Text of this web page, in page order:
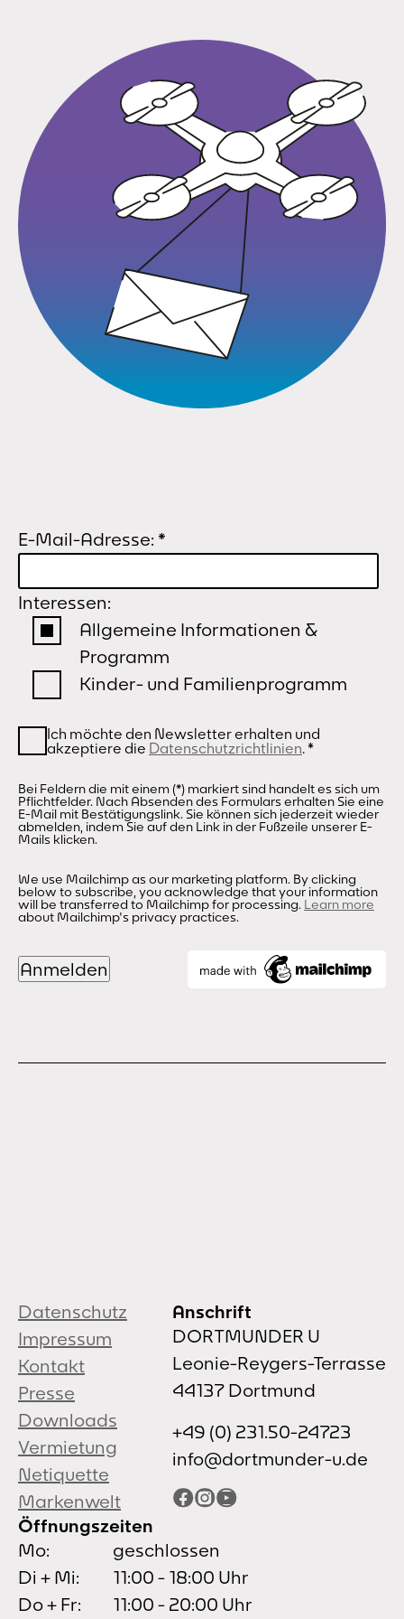
E-Mail-Adresse: *
Interessen:
Allgemeine Informationen &
Programm
Kinder- und Familienprogramm
Ich möchte den Newsletter erhalten und
akzeptiere die Datenschutzrichtlinien.*
Bei Feldern die mit einem (*) markiert sind handelt es sich um
Pflichtfelder. Nach Absenden des Formulars erhalten Sie eine
E-Mail mit Bestätigungslink. Sie können sich jederzeit wieder
abmelden, indem Sie auf den Link in der Fußzeile unserer E-
Mails klicken.
We use Mailchimp as our marketing platform. By clicking
below to subscribe, you acknowledge that your information
will be transferred to Mailchimp for processing. Learn more
about Mailchimp's privacy practices.
Datenschutz
Impressum
Kontakt
Presse
Downloads
Vermietung
Netiquette
Markenwelt
Anschrift
DORTMUNDER U
Leonie-Reygers-Terrasse
44137 Dortmund
+49 (0) 231.50-24723
info@dortmunder-u.de
Facebook
Instagram
YouTube
Öffnungszeiten
Mo:
geschlossen
Di + Mi:
11:00 - 18:00 Uhr
Do + Fr:
11:00 - 20:00 Uhr